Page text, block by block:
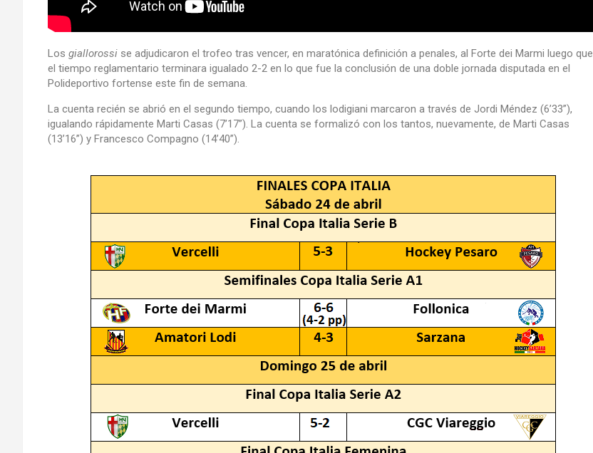
Los giallorossi se adjudicaron el trofeo tras vencer, en maratónica definición a penales, al Forte dei Marmi luego que
el tiempo reglamentario terminara igualado 2-2 en lo que fue la conclusión de una doble jornada disputada en el
Polideportivo fortense este fin de semana.
La cuenta recién se abrió en el segundo tiempo, cuando los lodigiani marcaron a través de Jordi Méndez (6’33”),
igualando rápidamente Marti Casas (7’17”). La cuenta se formalizó con los tantos, nuevamente, de Marti Casas
(13’16”) y Francesco Compagno (14’40”).